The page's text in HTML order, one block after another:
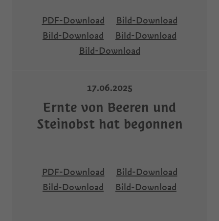
PDF-Download
Bild-Download
Bild-Download
Bild-Download
Bild-Download
17.06.2025
Ernte von Beeren und
Steinobst hat begonnen
PDF-Download
Bild-Download
Bild-Download
Bild-Download